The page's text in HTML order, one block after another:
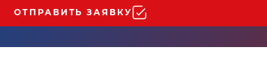
ОТПРАВИТЬ ЗАЯВКУ